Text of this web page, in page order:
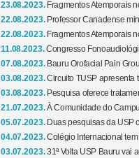
23.08.2023. Fragmentos Atemporais
22.08.2023. Professor Canadense
22.08.2023. Fragmentos Atemporais
11.08.2023.Congresso
07.08.2023. Bauru Orofacial Pain
03.08.2023.Circuito TUSP apresenta
03.08.2023. Pesquisa oferece
21.07.2023.À Comunidade do
05.07.2023. Duas pesquisas da USP
04.07.2023.Colégio Internacional
03.07.2023.31ª Volta USP Bauru vai